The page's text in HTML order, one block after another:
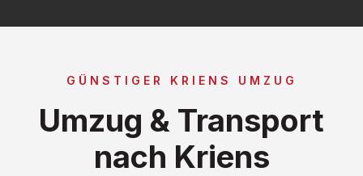
GÜNSTIGER KRIENS UMZUG
Umzug & Transport
nach Kriens